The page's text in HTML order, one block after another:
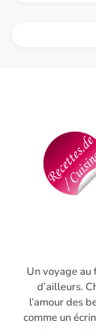
Un voyage au
d’ailleurs.
l’amour des
comme un